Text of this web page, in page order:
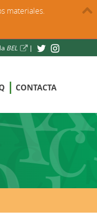
BEL |
CONTACTA
materiales.